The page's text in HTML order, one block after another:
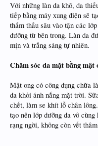
Với những làn da khô, da
tiếp bằng máy xung điện sẽ
thẩm thấu sâu vào tận các
dưỡng từ bên trong. Làn da
mịn và trắng sáng tự nhiên.
Chăm sóc da mặt bằng mật
Mật ong có công dụng chữa
da khỏi ánh nắng mặt trời.
chết, làm se khít lỗ chân
tạo nên lớp dưỡng da vô
rạng ngời, không còn vết